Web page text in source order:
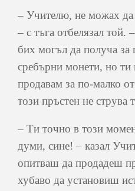
– Учителю, не можах да
– с тъга отбелязал
бих могъл да получа за
сребърни монети, но ти
продавам за по-малко
този пръстен не струва
– Ти точно в този
думи, сине! – казал
опитваш да продадеш
хубаво да установиш